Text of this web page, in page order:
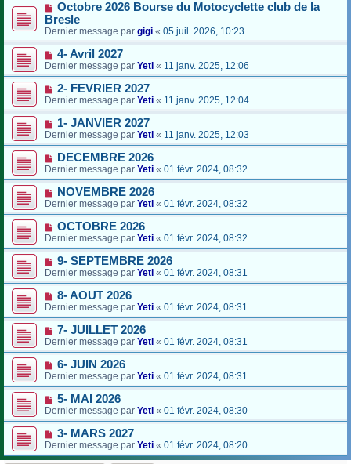
Octobre 2026 Bourse du Motocyclette club de la
Bresle
Dernier message par gigi « 05 juil. 2026, 10:23
4- Avril 2027
Dernier message par Yeti « 11 janv. 2025, 12:06
2- FEVRIER 2027
Dernier message par Yeti « 11 janv. 2025, 12:04
1- JANVIER 2027
Dernier message par Yeti « 11 janv. 2025, 12:03
DECEMBRE 2026
Dernier message par Yeti « 01 févr. 2024, 08:32
NOVEMBRE 2026
Dernier message par Yeti « 01 févr. 2024, 08:32
OCTOBRE 2026
Dernier message par Yeti « 01 févr. 2024, 08:32
9- SEPTEMBRE 2026
Dernier message par Yeti « 01 févr. 2024, 08:31
8- AOUT 2026
Dernier message par Yeti « 01 févr. 2024, 08:31
7- JUILLET 2026
Dernier message par Yeti « 01 févr. 2024, 08:31
6- JUIN 2026
Dernier message par Yeti « 01 févr. 2024, 08:31
5- MAI 2026
Dernier message par Yeti « 01 févr. 2024, 08:30
3- MARS 2027
Dernier message par Yeti « 01 févr. 2024, 08:20